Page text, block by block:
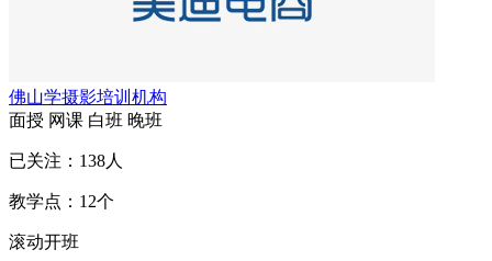
佛山学摄影培训机构
面授 网课 白班 晚班
已关注： 138人
教学点： 12个
滚动开班